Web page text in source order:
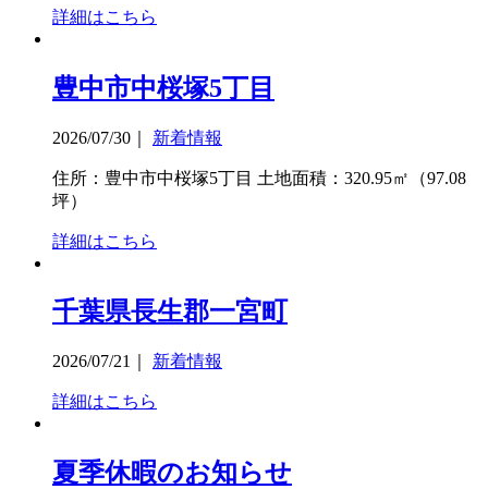
詳細はこちら
豊中市中桜塚5丁目
2026/07/30 新着情報
住所：豊中市中桜塚5丁目 土地面積：320.95㎡（97.08
坪）
詳細はこちら
千葉県長生郡一宮町
2026/07/21 新着情報
詳細はこちら
夏季休暇のお知らせ